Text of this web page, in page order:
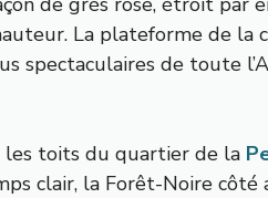
La plateforme de la
spectaculaires de toute
les toits du quartier de la
clair, la Forêt-Noire côté